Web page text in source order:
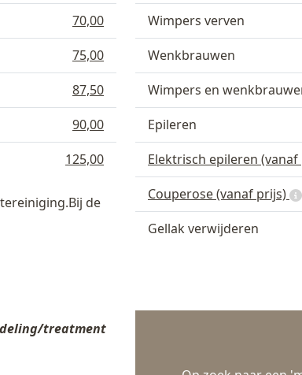
70,00
75,00
87,50
90,00
125,00
de
Wimpers verven
Wenkbrauwen
Wimpers en
Epileren
Elektrisch epileren (vanaf
Couperose (vanaf prijs)
Gellak verwijderen
treatment